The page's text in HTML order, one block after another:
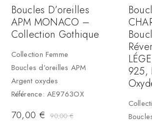
Boucles D’oreilles
APM MONACO –
Collection Gothique
Collection Femme
Boucles d’oreilles APM
Argent oxydes
Référence: AE9763OX
90,00€
70,00 €
925,